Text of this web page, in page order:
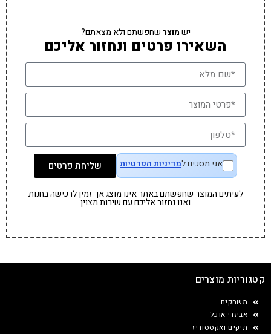
ישמוצרשחפשתם ולא מצאתם?
השאירו פרטים ונחזור אליכם
אני מסכים למדיניות הפרטיות שליחת פרטים
לעיתים המוצר שחפשתם באתר אינו מוצג אך זמין לרכישה בחנות
ואנו נחזור אליכם עם שירות מצוין
קטגוריות מוצרים
משחקים
אביזרי אוכל
תיקים ואקססוריז